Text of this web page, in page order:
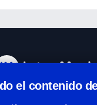
el contenido